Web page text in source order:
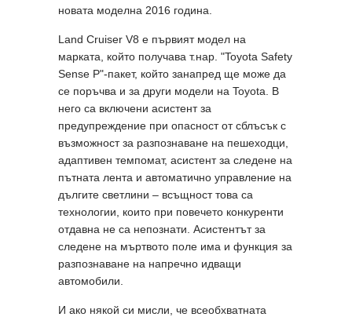
новата моделна 2016 година.
Land Cruiser V8 е първият модел на
марката, който получава т.нар. "Toyota Safety
Sense P"-пакет, който занапред ще може да
се поръчва и за други модели на Toyotа. В
него са включени асистент за
предупреждение при опасност от сблъсък с
възможност за разпознаване на пешеходци,
адаптивен темпомат, асистент за следене на
пътната лента и автоматично управление на
дългите светлини – всъщност това са
технологии, които при повечето конкуренти
отдавна не са непознати. Асистентът за
следене на мъртвото поле има и функция за
разпознаване на напречно идващи
автомобили.
И ако някой си мисли, че всеобхватната